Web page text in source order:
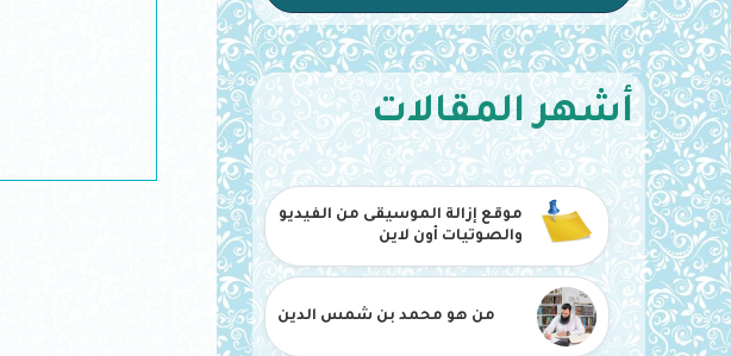
أشهر المقالات
موقع إزالة الموسيقى من الفيديو
والصوتيات أون لاين
من هو محمد بن شمس الدين